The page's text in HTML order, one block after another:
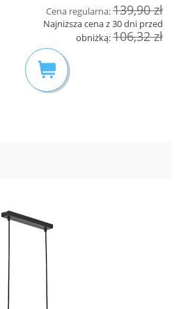
Cena regularna:139,90 zł
Najniższa cena z 30 dni przed
obniżką:106,32 zł